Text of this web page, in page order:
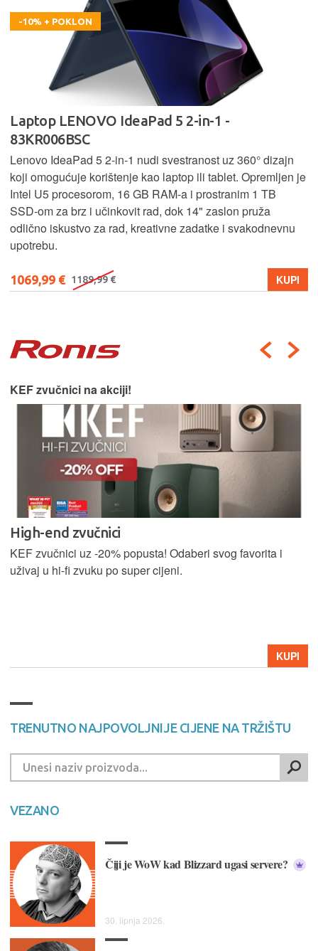
-10% + POKLON
Laptop LENOVO IdeaPad 5 2-in-1 -
83KR006BSC
Lenovo IdeaPad 5 2‑in‑1 nudi svestranost uz 360° dizajn
koji omogućuje korištenje kao laptop ili tablet. Opremljen je
Intel U5 procesorom, 16 GB RAM-a i prostranim 1 TB
SSD‑om za brz i učinkovit rad, dok 14" zaslon pruža
odlično iskustvo za rad, kreativne zadatke i svakodnevnu
upotrebu.
1069,99 € 1189,99 € KUPI
KEF zvučnici na akciji!
High-end zvučnici
KEF zvučnici uz -20% popusta! Odaberi svog favorita i
uživaj u hi-fi zvuku po super cijeni.
KUPI
TRENUTNO NAJPOVOLJNIJE CIJENE NA TRŽIŠTU
VEZANO
Čiji je WoW kad Blizzard ugasi servere?
30. lipnja 2026.